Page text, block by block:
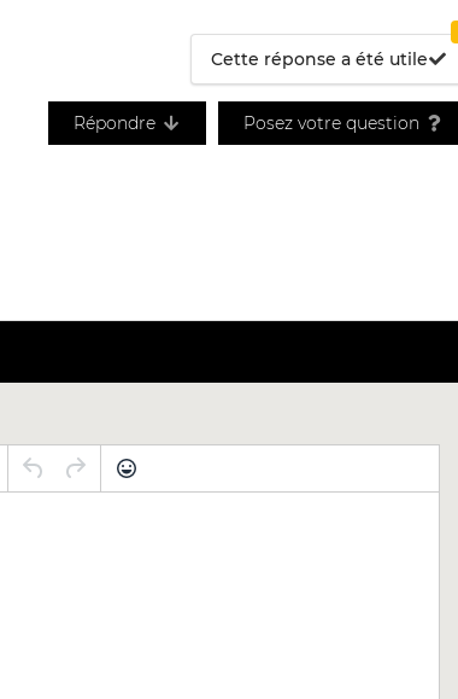
Cette réponse a été utile
Répondre Posez votre question